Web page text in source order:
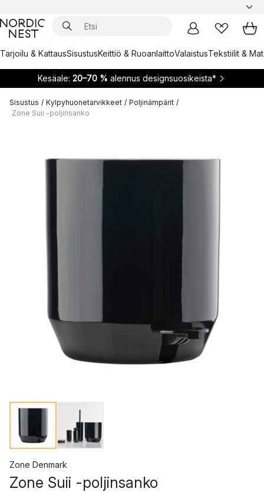
Tarjoilu & KattausSisustusKeittiö & RuoanlaittoValaistusTekstiilit &
Kesäale: 20–70 % alennus designsuosikeista*
Sisustus / Kylpyhuonetarvikkeet / Poljinämpärit /
Zone Suii -poljinsanko
Zone Denmark
Zone Suii -poljinsanko